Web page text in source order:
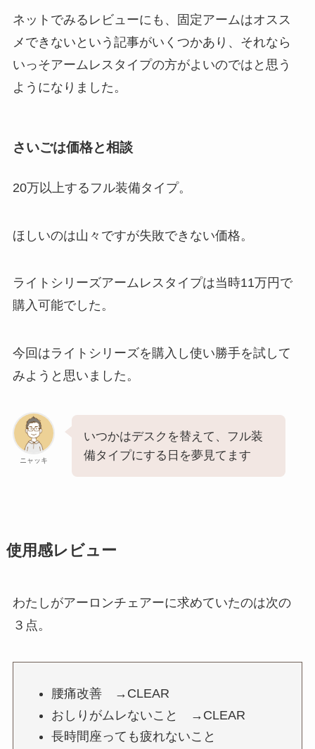
ネットでみるレビューにも、固定アームはオスス
メできないという記事がいくつかあり、それなら
いっそアームレスタイプの方がよいのではと思う
ようになりました。
さいごは価格と相談
20万以上するフル装備タイプ。
ほしいのは山々ですが失敗できない価格。
ライトシリーズアームレスタイプは当時11万円で
購入可能でした。
今回はライトシリーズを購入し使い勝手を試して
みようと思いました。
ニャッキ
いつかはデスクを替えて、フル装
備タイプにする日を夢見てます
使用感レビュー
わたしがアーロンチェアーに求めていたのは次の
３点。
腰痛改善 →CLEAR
おしりがムレないこと →CLEAR
長時間座っても疲れないこと